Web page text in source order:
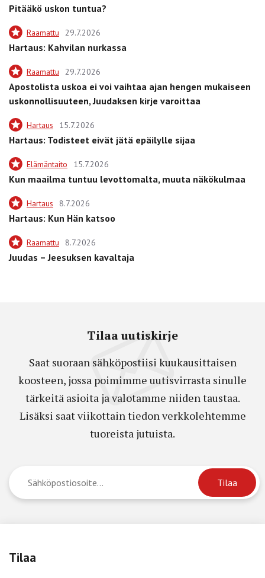
Pitääkö uskon tuntua?
Raamattu 29.7.2026
Hartaus: Kahvilan nurkassa
Raamattu 29.7.2026
Apostolista uskoa ei voi vaihtaa ajan hengen mukaiseen
uskonnollisuuteen, Juudaksen kirje varoittaa
Hartaus 15.7.2026
Hartaus: Todisteet eivät jätä epäilylle sijaa
Elämäntaito 15.7.2026
Kun maailma tuntuu levottomalta, muuta näkökulmaa
Hartaus 8.7.2026
Hartaus: Kun Hän katsoo
Raamattu 8.7.2026
Juudas – Jeesuksen kavaltaja
Tilaa uutiskirje
Saat suoraan sähköpostiisi kuukausittaisen
koosteen, jossa poimimme uutisvirrasta sinulle
tärkeitä asioita ja valotamme niiden taustaa.
Lisäksi saat viikottain tiedon verkkolehtemme
tuoreista jutuista.
Tilaa